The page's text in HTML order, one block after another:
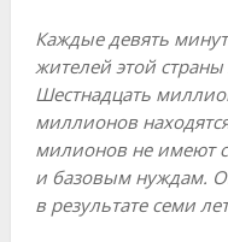
Каждые девять
жителей этой
Шестнадцать
миллионов
милионов не имеют
и базовым нуждам.
в результате семи